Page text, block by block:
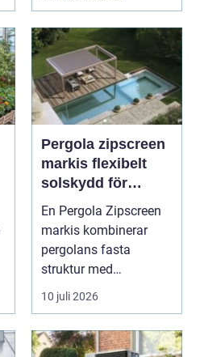
Pergola zipscreen
markis flexibelt
solskydd för
moderna uterum
En Pergola Zipscreen
markis kombinerar
pergolans fasta
struktur med
screenmarkisens
smarta solskydd....
10 juli 2026